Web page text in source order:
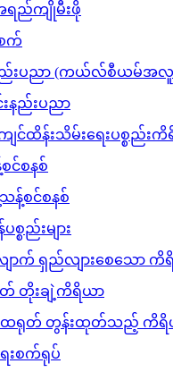
ရည်ကျိုမီးဖို
က်
းပညာ (ကယ်လ်စီယမ်အလူ
းနည်းပညာ
ျင်ထိန်းသိမ်းရေးပစ္စည်းကိ
င်စနစ်
သန့်စင်စနစ်
ည်းများ
ရှည်လျားစေသော ကိ
တိုးချဲ့ကိရိယာ
ရုတ် တွန်းထုတ်သည့် ကိရိ
းစက်ရုပ်